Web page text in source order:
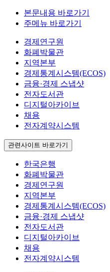
본문내용 바로가기
주메뉴 바로가기
경제연구원
화폐박물관
지역본부
경제통계시스템(ECOS)
금융·경제 스냅샷
전자도서관
디지털아카이브
채용
전자계약시스템
관련사이트 바로가기
한국은행
화폐박물관
경제연구원
지역본부
경제통계시스템(ECOS)
금융·경제 스냅샷
전자도서관
디지털아카이브
채용
전자계약시스템